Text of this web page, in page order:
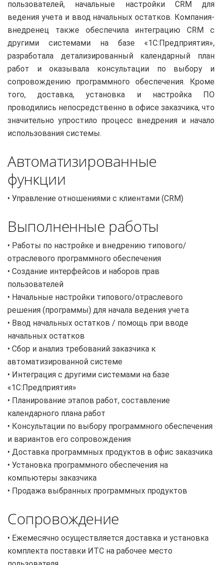
пользователей, начальные настройки CRM для
ведения учета и ввод начальных остатков. Компания-
внедренец также обеспечила интеграцию CRM с
другими системами на базе «1С:Предприятия»,
разработала детализированный календарный план
работ и оказывала консультации по выбору и
сопровождению программного обеспечения. Кроме
того, доставка, установка и настройка ПО
проводились непосредственно в офисе заказчика, что
значительно упростило процесс внедрения и начало
использования системы.
Автоматизированные
функции
• Управление отношениями с клиентами (CRM)
Выполненные работы
• Работы по настройке и внедрению типового/
отраслевого программного обеспечения
• Создание интерфейсов и наборов прав
пользователей
• Начальные настройки типового/отраслевого
решения (программы) для начала ведения учета
• Ввод начальных остатков / помощь при вводе
начальных остатков
• Сбор и анализ требований заказчика к
автоматизированной системе
• Интеграция с другими системами на базе
«1С:Предприятия»
• Планирование этапов работ, составление
календарного плана работ
• Консультации по выбору программного обеспечения
и вариантов его сопровождения
• Доставка программных продуктов в офис заказчика
• Установка программного обеспечения на
компьютеры заказчика
• Продажа выбранных программных продуктов
Сопровождение
• Ежемесячно осуществляется доставка и установка
комплекта поставки ИТС на рабочее место